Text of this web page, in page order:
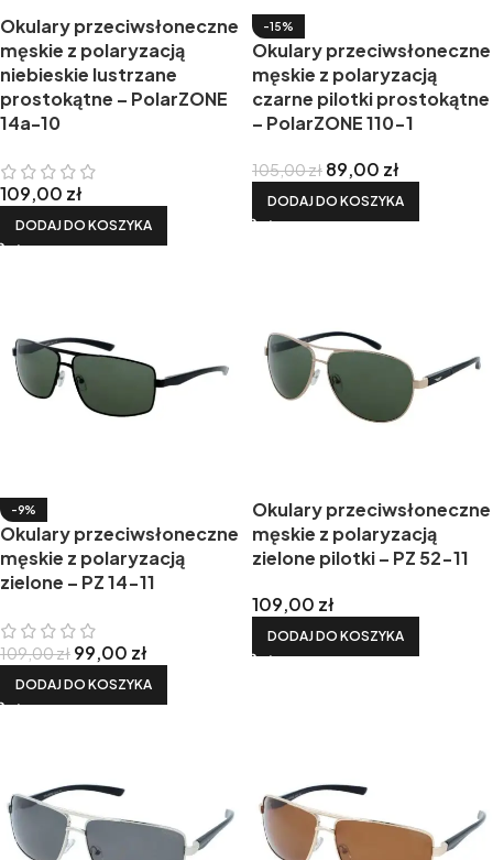
Okulary przeciwsłoneczne
męskie z polaryzacją
niebieskie lustrzane
prostokątne – PolarZONE
14a-10
109,00 zł
DODAJ DO KOSZYKA
-15%
Okulary przeciwsłoneczne
męskie z polaryzacją
czarne pilotki prostokątne
– PolarZONE 110-1
105,00zł 89,00 zł
DODAJ DO KOSZYKA
-9%
Okulary przeciwsłoneczne
męskie z polaryzacją
zielone – PZ 14-11
109,00zł 99,00 zł
DODAJ DO KOSZYKA
Okulary przeciwsłoneczne
męskie z polaryzacją
zielone pilotki – PZ 52-11
109,00 zł
DODAJ DO KOSZYKA